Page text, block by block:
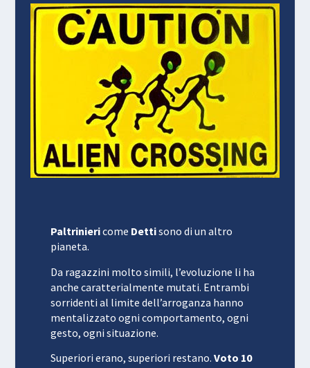
Paltriniericome Dettisono di un altro
pianeta.
Da ragazzini molto simili, l’evoluzione li ha
anche caratterialmente mutati. Entrambi
sorridenti al limite dell’arroganza hanno
mentalizzato ogni comportamento, ogni
gesto, ogni situazione.
Superiori erano, superiori restano. Voto 10